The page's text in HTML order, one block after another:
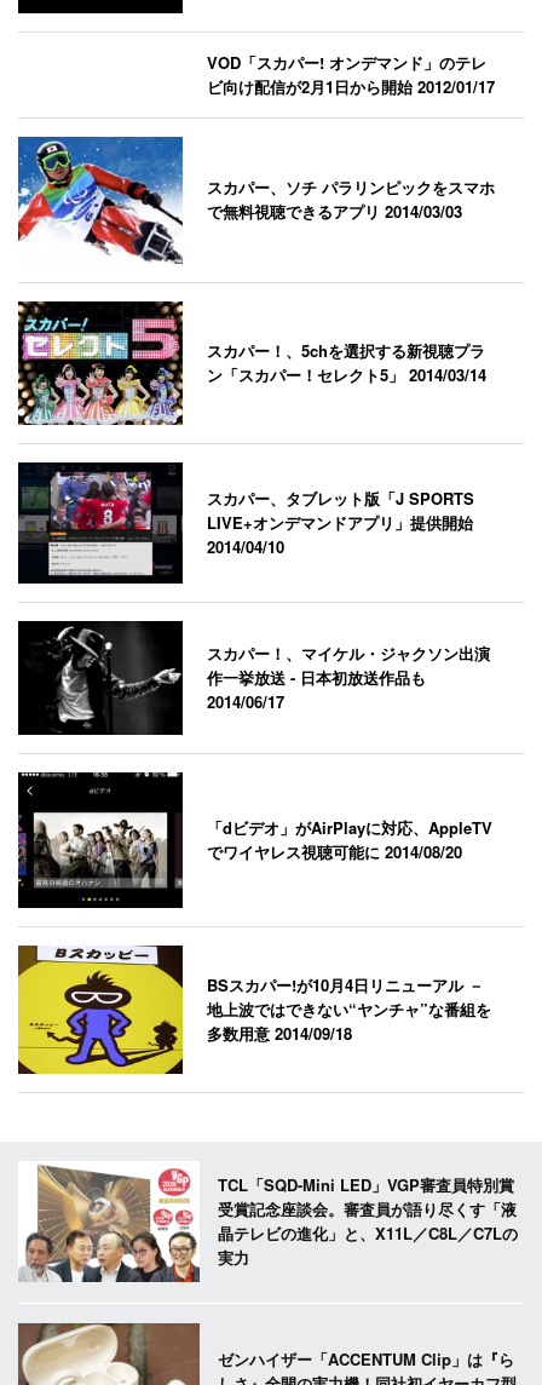
VOD「スカパー! オンデマンド」のテレ
ビ向け配信が2月1日から開始2012/01/17
スカパー、ソチ パラリンピックをスマホ
で無料視聴できるアプリ2014/03/03
スカパー！、5chを選択する新視聴プラ
ン「スカパー！セレクト5」2014/03/14
スカパー、タブレット版「J SPORTS
LIVE+オンデマンドアプリ」提供開始
2014/04/10
スカパー！、マイケル・ジャクソン出演
作一挙放送 - 日本初放送作品も
2014/06/17
「dビデオ」がAirPlayに対応、AppleTV
でワイヤレス視聴可能に2014/08/20
BSスカパー!が10月4日リニューアル －
地上波ではできない“ヤンチャ”な番組を
多数用意2014/09/18
TCL「SQD-Mini LED」VGP審査員特別賞
受賞記念座談会。審査員が語り尽くす「液
晶テレビの進化」と、X11L／C8L／C7Lの
実力
ゼンハイザー「ACCENTUM Clip」は『ら